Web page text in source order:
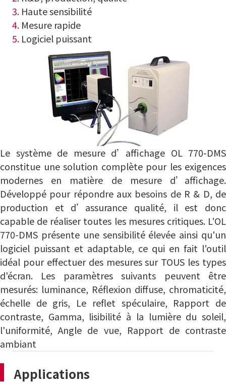
3. Haute sensibilité
4. Mesure rapide
5. Logiciel puissant
Le système de mesure d’affichage OL 770-DMS
constitue une solution complète pour les exigences
modernes en matière de mesure d’affichage.
Développé pour répondre aux besoins de R & D, de
production et d’assurance qualité, il est donc
capable de réaliser toutes les mesures critiques. L'OL
770-DMS présente une sensibilité élevée ainsi qu'un
logiciel puissant et adaptable, ce qui en fait l'outil
idéal pour effectuer des mesures sur TOUS les types
d'écran.
Les paramètres suivants peuvent être
mesurés: luminance, Réflexion diffuse, chromaticité,
échelle de gris, Le reflet spéculaire, Rapport de
contraste, Gamma, lisibilité à la lumière du soleil,
l'uniformité,Angle de vue, Rapport de contraste
ambiant
Applications